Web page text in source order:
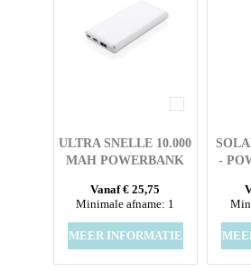
ULTRA SNELLE 10.000
MAH POWERBANK
Vanaf € 25,75
Minimale afname: 1
MEER INFORMATIE
-